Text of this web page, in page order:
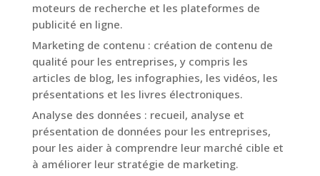
moteurs de recherche et les plateformes de
publicité en ligne.
Marketing de contenu : création de contenu de
qualité pour les entreprises, y compris les
articles de blog, les infographies, les vidéos, les
présentations et les livres électroniques.
Analyse des données : recueil, analyse et
présentation de données pour les entreprises,
pour les aider à comprendre leur marché cible et
à améliorer leur stratégie de marketing.